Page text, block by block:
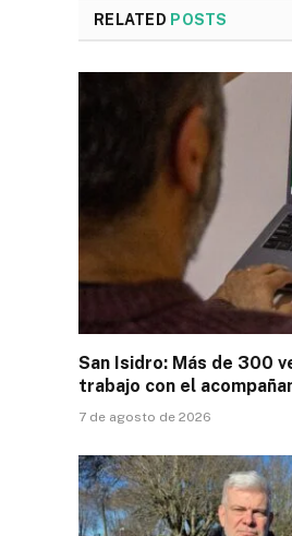
RELATED POSTS
San Isidro: Más de 300
trabajo con el
7 de agosto de 2026